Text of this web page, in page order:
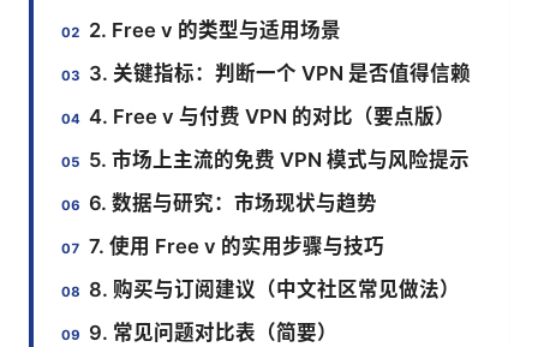
2. Free v 的类型与适用场景
3. 关键指标：判断一个 VPN 是否值得信赖
4. Free v 与付费 VPN 的对比（要点版）
5. 市场上主流的免费 VPN 模式与风险提示
6. 数据与研究：市场现状与趋势
7. 使用 Free v 的实用步骤与技巧
8. 购买与订阅建议（中文社区常见做法）
9. 常见问题对比表（简要）